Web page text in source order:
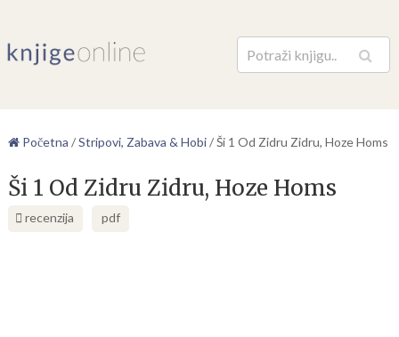
Pretraga
Početna /Stripovi, Zabava & Hobi/Ši 1 Od Zidru Zidru, Hoze Homs
Ši 1 Od Zidru Zidru, Hoze Homs
recenzija pdf